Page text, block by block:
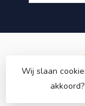
©
Wij slaan
akkoord?